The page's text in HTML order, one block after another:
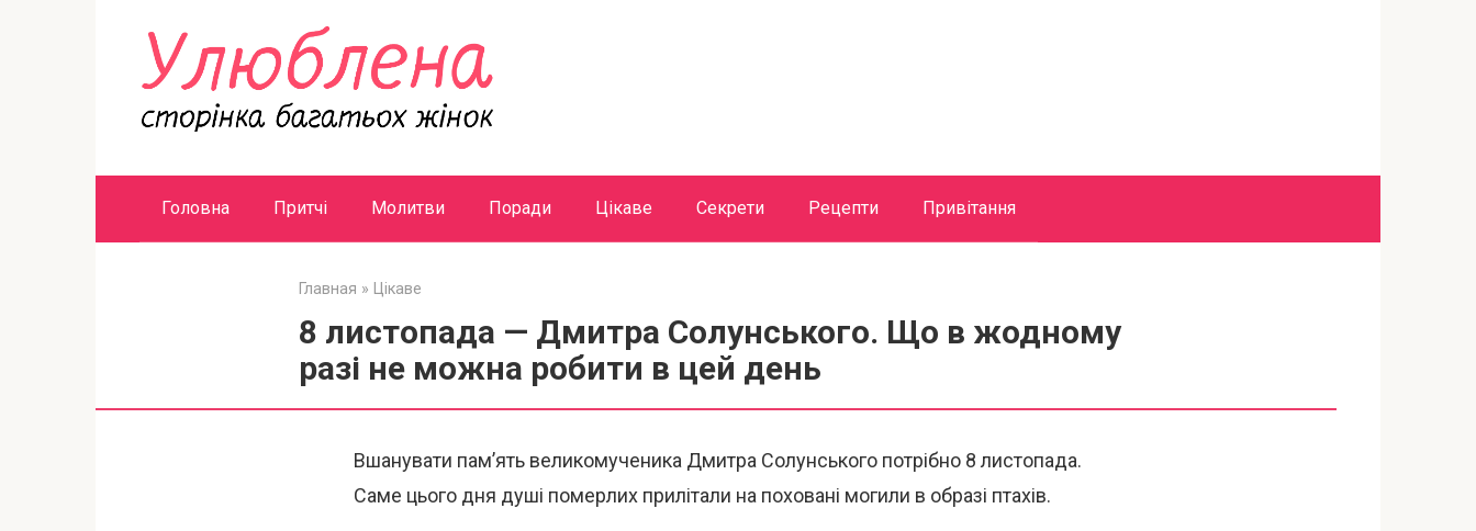
Головна Притчі Молитви Поради Цікаве Секрети Рецепти Привітання
Главная » Цікаве
8 листопада — Дмитра Солунського. Що в жодному
разі не можна робити в цей день
Вшанувати пам’ять великомученика Дмитра Солунського потрібно 8 листопада.
Саме цього дня душі померлих прилітали на поховані могили в образі птахів.